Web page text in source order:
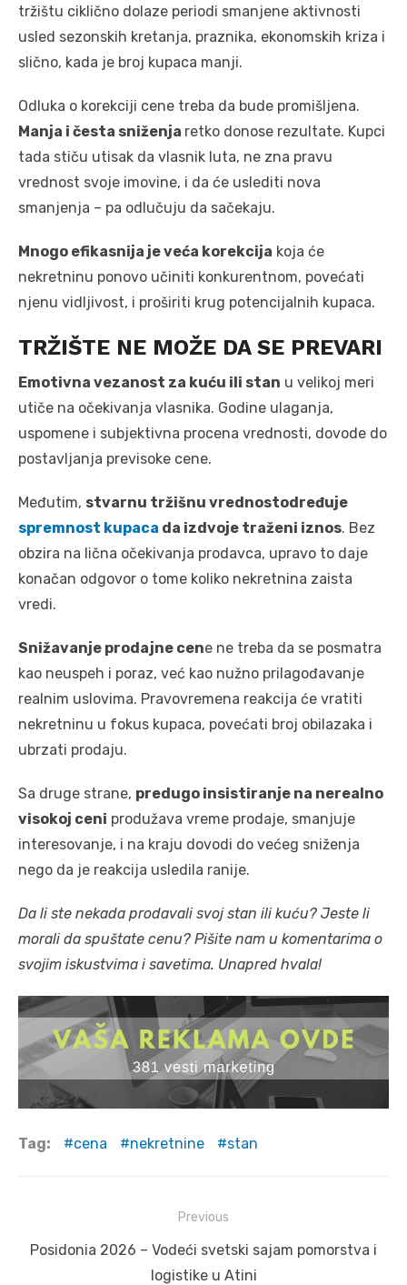
tržištu ciklično dolaze periodi smanjene aktivnosti
usled sezonskih kretanja, praznika, ekonomskih kriza i
slično, kada je broj kupaca manji.
Odluka o korekciji cene treba da bude promišljena.
Manja i česta sniženja retko donose rezultate. Kupci
tada stiču utisak da vlasnik luta, ne zna pravu
vrednost svoje imovine, i da će uslediti nova
smanjenja – pa odlučuju da sačekaju.
Mnogo efikasnija je veća korekcija koja će
nekretninu ponovo učiniti konkurentnom, povećati
njenu vidljivost, i proširiti krug potencijalnih kupaca.
TRŽIŠTE NE MOŽE DA SE PREVARI
Emotivna vezanost za kuću ili stan u velikoj meri
utiče na očekivanja vlasnika. Godine ulaganja,
uspomene i subjektivna procena vrednosti, dovode do
postavljanja previsoke cene.
Međutim, stvarnu tržišnu vrednostodređuje
spremnost kupaca da izdvoje traženi iznos. Bez
obzira na lična očekivanja prodavca, upravo to daje
konačan odgovor o tome koliko nekretnina zaista
vredi.
Snižavanje prodajne cene ne treba da se posmatra
kao neuspeh i poraz, već kao nužno prilagođavanje
realnim uslovima. Pravovremena reakcija će vratiti
nekretninu u fokus kupaca, povećati broj obilazaka i
ubrzati prodaju.
Sa druge strane, predugo insistiranje na nerealno
visokoj ceni produžava vreme prodaje, smanjuje
interesovanje, i na kraju dovodi do većeg sniženja
nego da je reakcija usledila ranije.
Da li ste nekada prodavali svoj stan ili kuću? Jeste li
morali da spuštate cenu? Pišite nam u komentarima o
svojim iskustvima i savetima. Unapred hvala!
Tag: cena nekretnine stan
navigation
Previous
Previous
Posidonia 2026 – Vodeći svetski sajam pomorstva i
logistike u Atini